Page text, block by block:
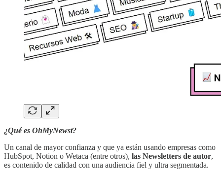
¿Qué es OhMyNewst?
Un canal de mayor confianza y que ya están usando empresas como
HubSpot, Notion o Wetaca (entre otros), las Newsletters de autor,
es contenido de calidad con una audiencia fiel y ultra segmentada.